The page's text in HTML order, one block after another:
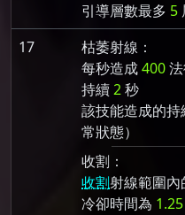
引導層數最多 5
17
枯萎射線：
每秒造成400
持續2秒
該技能造成的
常狀態）
收割：
收割射線範圍內
冷卻時間為 1.25